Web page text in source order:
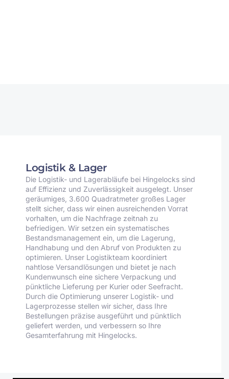
Logistik & Lager
Die Logistik- und Lagerabläufe bei Hingelocks sind
auf Effizienz und Zuverlässigkeit ausgelegt. Unser
geräumiges, 3.600 Quadratmeter großes Lager
stellt sicher, dass wir einen ausreichenden Vorrat
vorhalten, um die Nachfrage zeitnah zu
befriedigen. Wir setzen ein systematisches
Bestandsmanagement ein, um die Lagerung,
Handhabung und den Abruf von Produkten zu
optimieren. Unser Logistikteam koordiniert
nahtlose Versandlösungen und bietet je nach
Kundenwunsch eine sichere Verpackung und
pünktliche Lieferung per Kurier oder Seefracht.
Durch die Optimierung unserer Logistik- und
Lagerprozesse stellen wir sicher, dass Ihre
Bestellungen präzise ausgeführt und pünktlich
geliefert werden, und verbessern so Ihre
Gesamterfahrung mit Hingelocks.